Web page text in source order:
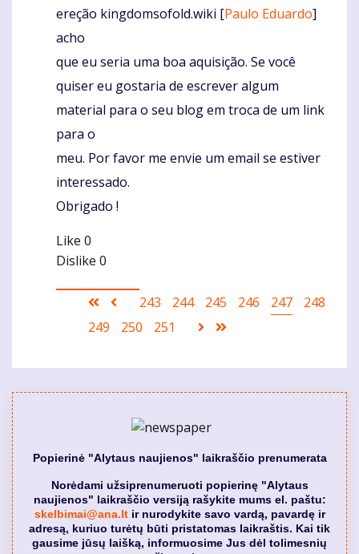
ereção kingdomsofold.wiki [Paulo Eduardo]
acho
que eu seria uma boa aquisição. Se você
quiser eu gostaria de escrever algum
material para o seu blog em troca de um link
para o
meu. Por favor me envie um email se estiver
interessado.
Obrigado !
Like 0
Dislike 0
Pagination
First
page
Ankstesnis
puslapis
Puslapis
243 Puslapis
244 Puslapis
245 Puslapis
246
Current
247 Puslapis
248
Puslapis
249 Puslapis
250 Puslapis
251
Sekantis
Popierinė "Alytaus naujienos" laikraščio prenumerata
Norėdami užsiprenumeruoti popierinę "Alytaus
naujienos" laikraščio versiją rašykite mums el. paštu:
skelbimai@ana.ltir nurodykite savo vardą, pavardę ir
adresą, kuriuo turėtų būti pristatomas laikraštis. Kai tik
gausime jūsų laišką, informuosime Jus dėl tolimesnių